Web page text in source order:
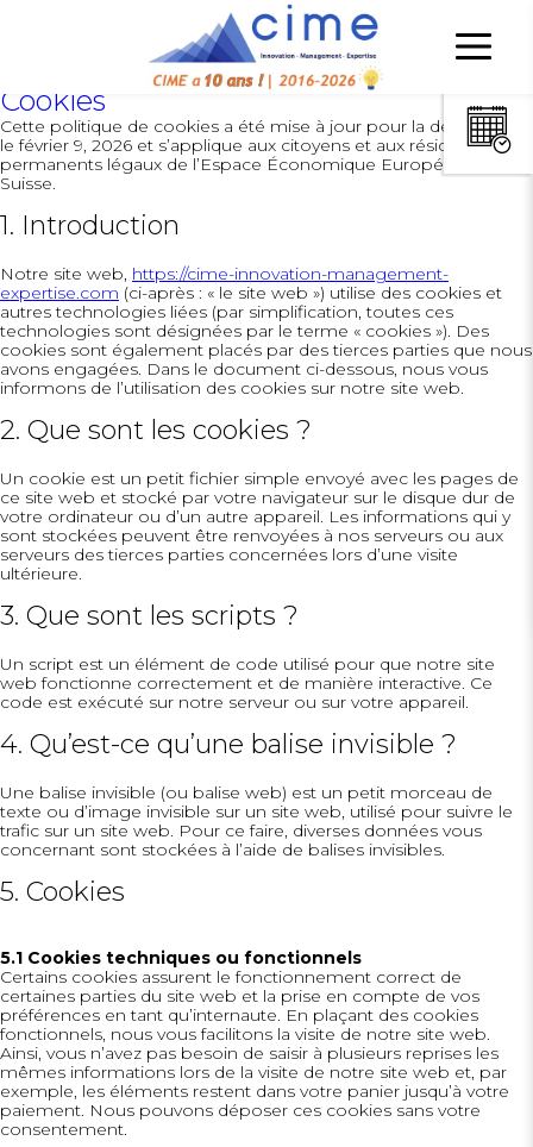
Cookies
Cette politique de cookies a été mise à jour pour la dernière fois
le février 9, 2026 et s’applique aux citoyens et aux résidents
permanents légaux de l’Espace Économique Européen et de la
Suisse.
1. Introduction
Notre site web, https://cime-innovation-management-
expertise.com (ci-après : « le site web ») utilise des cookies et
autres technologies liées (par simplification, toutes ces
technologies sont désignées par le terme « cookies »). Des
cookies sont également placés par des tierces parties que nous
avons engagées. Dans le document ci-dessous, nous vous
informons de l’utilisation des cookies sur notre site web.
2. Que sont les cookies ?
Un cookie est un petit fichier simple envoyé avec les pages de
ce site web et stocké par votre navigateur sur le disque dur de
votre ordinateur ou d’un autre appareil. Les informations qui y
sont stockées peuvent être renvoyées à nos serveurs ou aux
serveurs des tierces parties concernées lors d’une visite
ultérieure.
3. Que sont les scripts ?
Un script est un élément de code utilisé pour que notre site
web fonctionne correctement et de manière interactive. Ce
code est exécuté sur notre serveur ou sur votre appareil.
4. Qu’est-ce qu’une balise invisible ?
Une balise invisible (ou balise web) est un petit morceau de
texte ou d’image invisible sur un site web, utilisé pour suivre le
trafic sur un site web. Pour ce faire, diverses données vous
concernant sont stockées à l’aide de balises invisibles.
5. Cookies
5.1 Cookies techniques ou fonctionnels
Certains cookies assurent le fonctionnement correct de
certaines parties du site web et la prise en compte de vos
préférences en tant qu’internaute. En plaçant des cookies
fonctionnels, nous vous facilitons la visite de notre site web.
Ainsi, vous n’avez pas besoin de saisir à plusieurs reprises les
mêmes informations lors de la visite de notre site web et, par
exemple, les éléments restent dans votre panier jusqu’à votre
paiement. Nous pouvons déposer ces cookies sans votre
consentement.